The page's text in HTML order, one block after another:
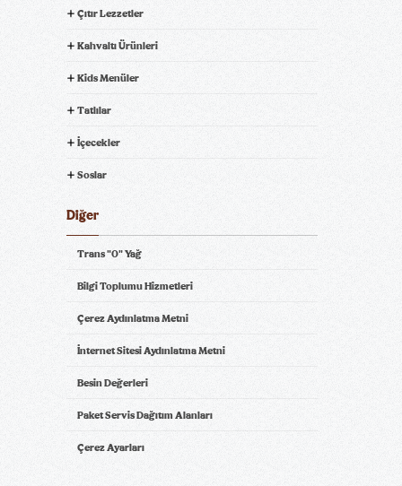
Çıtır Lezzetler
Kahvaltı Ürünleri
Kids Menüler
Tatlılar
İçecekler
Soslar
Diğer
Trans "0" Yağ
Bilgi Toplumu Hizmetleri
Çerez Aydınlatma Metni
İnternet Sitesi Aydınlatma Metni
Besin Değerleri
Paket Servis Dağıtım Alanları
Çerez Ayarları